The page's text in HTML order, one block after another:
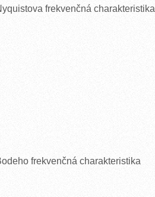
frekvenčná charakteristika
frekvenčná charakteristika